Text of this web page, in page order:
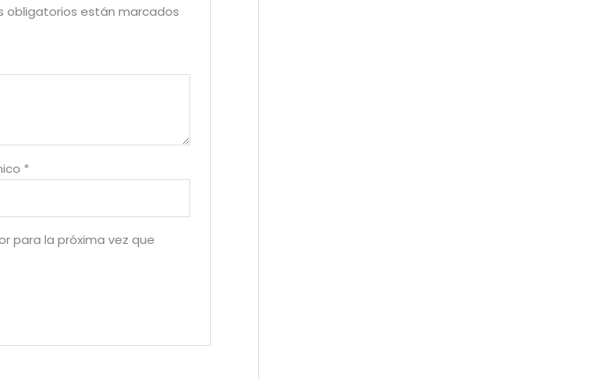
obligatorios están marcados
*
para la próxima vez que